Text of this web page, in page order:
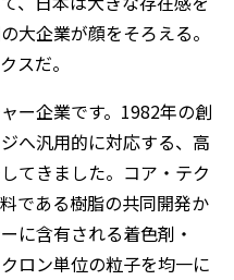
大企業が顔をそろえる。
スだ。
ー企業です。1982年の創
へ汎用的に対応する、高
てきました。コア・テク
である樹脂の共同開発か
に含有される着色剤・
ロン単位の粒子を均一に